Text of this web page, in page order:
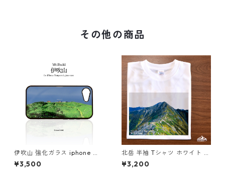
その他の商品
伊吹山 強化ガラス iphone ス
マホケース スマホカバーアウ
トドア 登山 山 ブルー
¥3,500
北岳 半袖 Tシャツ ホワイト ド
ライ 吸水速乾 山 登山 アウト
ドア 山Tシャツ 山のイラスト
¥3,200